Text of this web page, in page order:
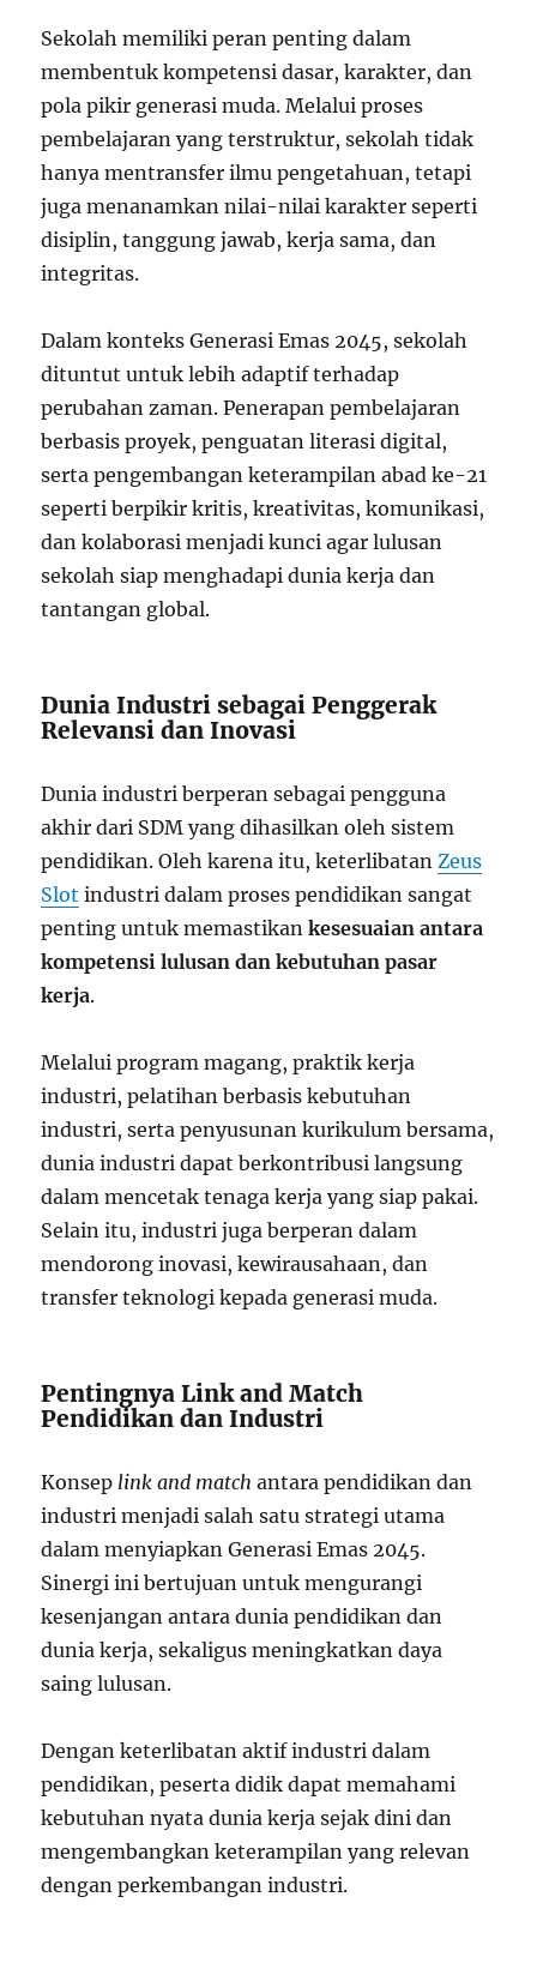
Sekolah memiliki peran penting dalam
membentuk kompetensi dasar, karakter, dan
pola pikir generasi muda. Melalui proses
pembelajaran yang terstruktur, sekolah tidak
hanya mentransfer ilmu pengetahuan, tetapi
juga menanamkan nilai-nilai karakter seperti
disiplin, tanggung jawab, kerja sama, dan
integritas.
Dalam konteks Generasi Emas 2045, sekolah
dituntut untuk lebih adaptif terhadap
perubahan zaman. Penerapan pembelajaran
berbasis proyek, penguatan literasi digital,
serta pengembangan keterampilan abad ke-21
seperti berpikir kritis, kreativitas, komunikasi,
dan kolaborasi menjadi kunci agar lulusan
sekolah siap menghadapi dunia kerja dan
tantangan global.
Dunia Industri sebagai Penggerak
Relevansi dan Inovasi
Dunia industri berperan sebagai pengguna
akhir dari SDM yang dihasilkan oleh sistem
pendidikan. Oleh karena itu, keterlibatan Zeus
Slot industri dalam proses pendidikan sangat
penting untuk memastikankesesuaian antara
kompetensi lulusan dan kebutuhan pasar
kerja.
Melalui program magang, praktik kerja
industri, pelatihan berbasis kebutuhan
industri, serta penyusunan kurikulum bersama,
dunia industri dapat berkontribusi langsung
dalam mencetak tenaga kerja yang siap pakai.
Selain itu, industri juga berperan dalam
mendorong inovasi, kewirausahaan, dan
transfer teknologi kepada generasi muda.
Pentingnya Link and Match
Pendidikan dan Industri
Konsep link and match antara pendidikan dan
industri menjadi salah satu strategi utama
dalam menyiapkan Generasi Emas 2045.
Sinergi ini bertujuan untuk mengurangi
kesenjangan antara dunia pendidikan dan
dunia kerja, sekaligus meningkatkan daya
saing lulusan.
Dengan keterlibatan aktif industri dalam
pendidikan, peserta didik dapat memahami
kebutuhan nyata dunia kerja sejak dini dan
mengembangkan keterampilan yang relevan
dengan perkembangan industri.